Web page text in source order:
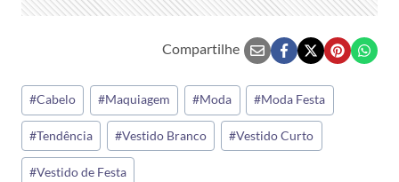
Compartilhe
Tags
do
Post:
#Cabelo #Maquiagem #Moda #Moda Festa
#Tendência #Vestido Branco #Vestido Curto
#Vestido de Festa